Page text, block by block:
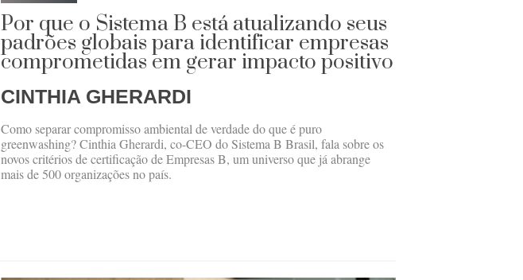
Por que o Sistema B está atualizando seus
padrões globais para identificar empresas
comprometidas em gerar impacto positivo
CINTHIA GHERARDI
Como separar compromisso ambiental de verdade do que é puro
greenwashing? Cinthia Gherardi, co-CEO do Sistema B Brasil, fala sobre os
novos critérios de certificação de Empresas B, um universo que já abrange
mais de 500 organizações no país.